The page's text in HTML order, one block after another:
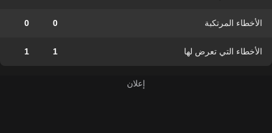
الأخطاء المرتكبة 0
0
الأخطاء التي تعرض لها 1
1